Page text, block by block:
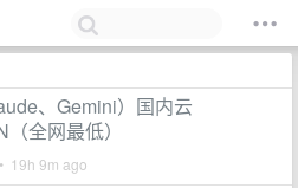
、Gemini）国内云
全网最低）
• 19h 9m ago